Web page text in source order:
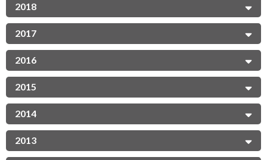
2018
2017
2016
2015
2014
2013